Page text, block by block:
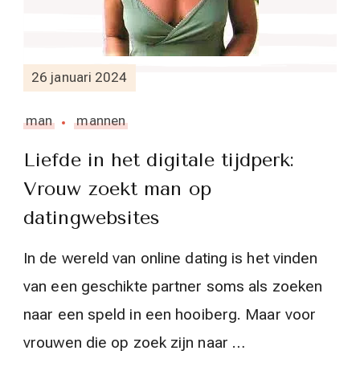
26 januari 2024
man mannen
Liefde in het digitale tijdperk:
Vrouw zoekt man op
datingwebsites
In de wereld van online dating is het vinden
van een geschikte partner soms als zoeken
naar een speld in een hooiberg. Maar voor
vrouwen die op zoek zijn naar …